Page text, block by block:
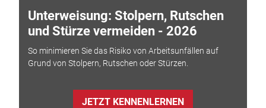
Unterweisung: Stolpern, Rutschen
und Stürze vermeiden - 2026
So minimieren Sie das Risiko von Arbeitsunfällen auf
Grund von Stolpern, Rutschen oder Stürzen.
JETZT KENNENLERNEN